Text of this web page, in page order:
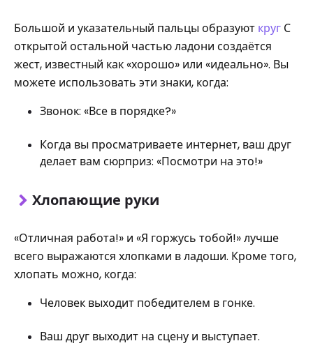
Большой и указательный пальцы образуют круг С
открытой остальной частью ладони создаётся
жест, известный как «хорошо» или «идеально». Вы
можете использовать эти знаки, когда:
Звонок: «Все в порядке?»
Когда вы просматриваете интернет, ваш друг
делает вам сюрприз: «Посмотри на это!»
Хлопающие руки
«Отличная работа!» и «Я горжусь тобой!» лучше
всего выражаются хлопками в ладоши. Кроме того,
хлопать можно, когда:
Человек выходит победителем в гонке.
Ваш друг выходит на сцену и выступает.